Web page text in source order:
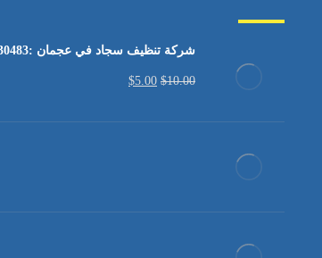
شركة تنظيف سجاد في عجمان :0551030483
$10.00
$5.00